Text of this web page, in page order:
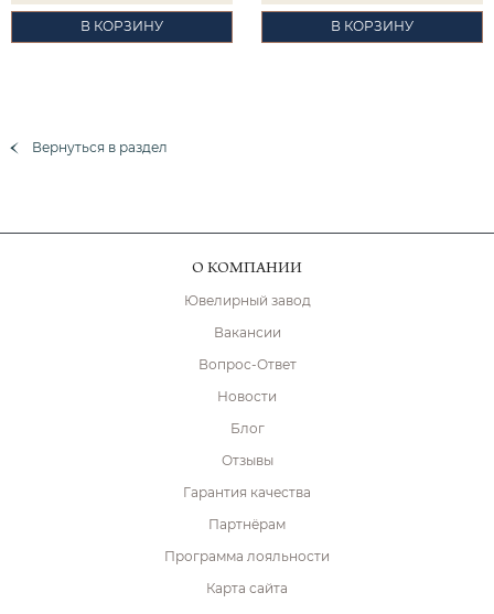
В КОРЗИНУ В КОРЗИНУ
Вернуться в раздел
О КОМПАНИИ
Ювелирный завод
Вакансии
Вопрос-Ответ
Новости
Блог
Отзывы
Гарантия качества
Партнёрам
Программа лояльности
Карта сайта